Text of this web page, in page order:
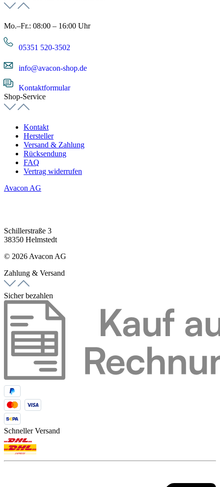
Mo.–Fr.: 08:00 – 16:00 Uhr
05351 520-3502
info@avacon-shop.de
Kontaktformular
Shop-Service
Kontakt
Hersteller
Versand & Zahlung
Rücksendung
FAQ
Vertrag widerrufen
Avacon AG
Schillerstraße 3
38350 Helmstedt
© 2026 Avacon AG
Zahlung & Versand
Sicher bezahlen
Schneller Versand